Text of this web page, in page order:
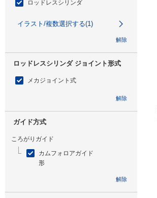
ロッドレスシリンダ
イラスト/複数選択する(1)
解除
ロッドレスシリンダ ジョイント形式
メカジョイント式
解除
ガイド方式
ころがりガイド
カムフォロアガイド
形
解除